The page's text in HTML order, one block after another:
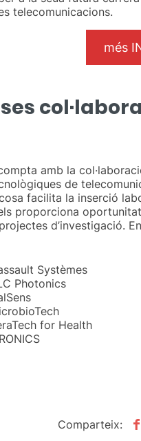
telecomunicacions.
més
amb la
de
facilita la inserció
proporciona
d’investigació.
Systèmes
Photonics
for Health
Comparteix: